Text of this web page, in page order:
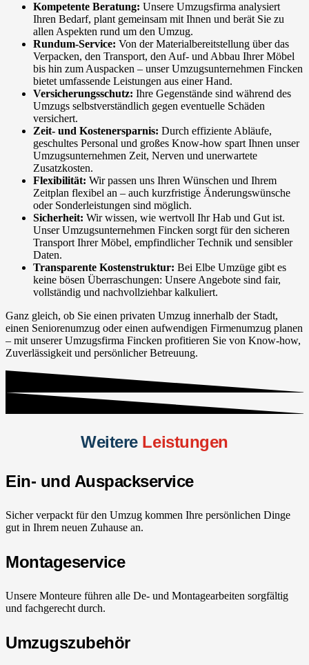
Kompetente Beratung: Unsere Umzugsfirma analysiert
Ihren Bedarf, plant gemeinsam mit Ihnen und berät Sie zu
allen Aspekten rund um den Umzug.
Rundum-Service: Von der Materialbereitstellung über das
Verpacken, den Transport, den Auf- und Abbau Ihrer Möbel
bis hin zum Auspacken – unser Umzugsunternehmen Fincken
bietet umfassende Leistungen aus einer Hand.
Versicherungsschutz: Ihre Gegenstände sind während des
Umzugs selbstverständlich gegen eventuelle Schäden
versichert.
Zeit- und Kostenersparnis: Durch effiziente Abläufe,
geschultes Personal und großes Know-how spart Ihnen unser
Umzugsunternehmen Zeit, Nerven und unerwartete
Zusatzkosten.
Flexibilität: Wir passen uns Ihren Wünschen und Ihrem
Zeitplan flexibel an – auch kurzfristige Änderungswünsche
oder Sonderleistungen sind möglich.
Sicherheit: Wir wissen, wie wertvoll Ihr Hab und Gut ist.
Unser Umzugsunternehmen Fincken sorgt für den sicheren
Transport Ihrer Möbel, empfindlicher Technik und sensibler
Daten.
Transparente Kostenstruktur: Bei Elbe Umzüge gibt es
keine bösen Überraschungen: Unsere Angebote sind fair,
vollständig und nachvollziehbar kalkuliert.
Ganz gleich, ob Sie einen privaten Umzug innerhalb der Stadt,
einen Seniorenumzug oder einen aufwendigen Firmenumzug planen
– mit unserer Umzugsfirma Fincken profitieren Sie von Know-how,
Zuverlässigkeit und persönlicher Betreuung.
Weitere Leistungen
Ein- und Auspackservice
Sicher verpackt für den Umzug kommen Ihre persönlichen Dinge
gut in Ihrem neuen Zuhause an.
Montageservice
Unsere Monteure führen alle De- und Montagearbeiten sorgfältig
und fachgerecht durch.
Umzugszubehör